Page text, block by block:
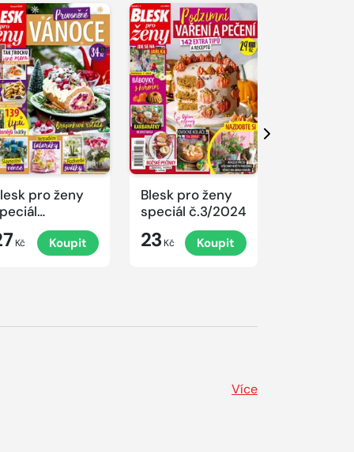
pro ženy
č.4/2024
Kč Koupit
Blesk pro ženy
speciál č.3/2024
23 Kč Koupit
Další
Více